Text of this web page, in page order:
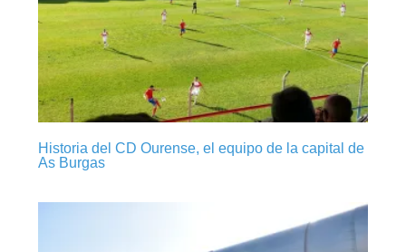
Historia del CD Ourense, el equipo de la capital de
As Burgas